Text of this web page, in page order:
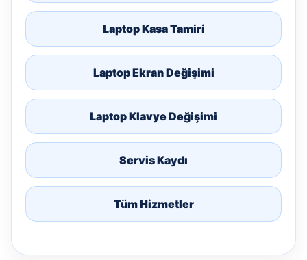
Laptop Kasa Tamiri
Laptop Ekran Değişimi
Laptop Klavye Değişimi
Servis Kaydı
Tüm Hizmetler